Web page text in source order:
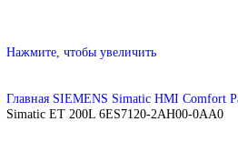
Сервопривод Siemens SKP
DEUBLIN